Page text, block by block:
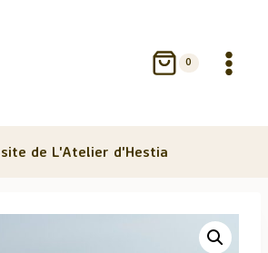
0
de L'Atelier d'Hestia